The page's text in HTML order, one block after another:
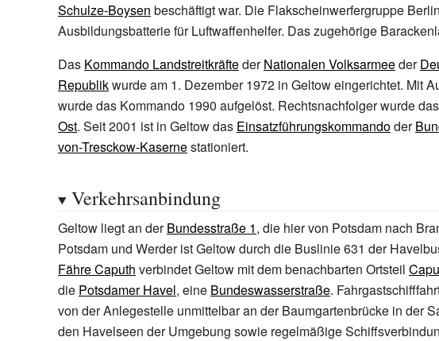
Schulze-Boysen beschäftigt war. Die Flakscheinwerfergruppe
Ausbildungsbatterie für Luftwaffenhelfer. Das zugehörige
Das Kommando LandstreitkräftederNationalen Volksarmeeder
Republikwurde am 1. Dezember 1972 in Geltow eingerichtet. Mit
wurde das Kommando 1990 aufgelöst. Rechtsnachfolger wurde das
Ost. Seit 2001 ist in Geltow das Einsatzführungskommandoder
von-Tresckow-Kasernestationiert.
Verkehrsanbindung
Geltow liegt an derBundesstraße 1, die hier von Potsdam nach
Potsdam und Werder ist Geltow durch die Buslinie 631 der
Fähre Caputh verbindet Geltow mit dem benachbarten Ortsteil
die Potsdamer Havel, eine Bundeswasserstraße.
von der Anlegestelle unmittelbar an der Baumgartenbrücke in der
den Havelseen der Umgebung sowie regelmäßige